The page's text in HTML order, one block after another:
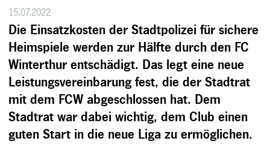
15.07.2022
Die Einsatzkosten der Stadtpolizei für sichere
Heimspiele werden zur Hälfte durch den FC
Winterthur entschädigt. Das legt eine neue
Leistungsvereinbarung fest, die der Stadtrat
mit dem FCW abgeschlossen hat. Dem
Stadtrat war dabei wichtig, dem Club einen
guten Start in die neue Liga zu ermöglichen.